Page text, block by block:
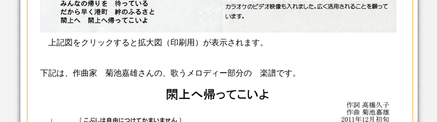
上記図をクリックすると拡大図（印刷用）が表示されます。
下記は、作曲家 菊池嘉雄さんの、歌うメロディー部分の 楽譜です。